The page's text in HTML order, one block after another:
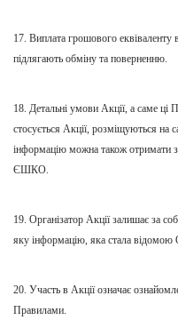
17. Виплата грошового еквіваленту
підлягають обміну та поверненню.
18. Детальні умови Акції, а саме ці
стосується Акції, розміщуються на
інформацію можна також отримати
ЄШКО.
19. Організатор Акції залишає за
яку інформацію, яка стала відомою
20. Участь в Акції означає
Правилами.